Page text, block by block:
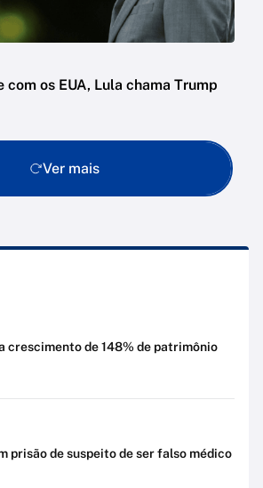
com os EUA, Lula chama Trump
Ver mais
crescimento de 148% de patrimônio
prisão de suspeito de ser falso médico